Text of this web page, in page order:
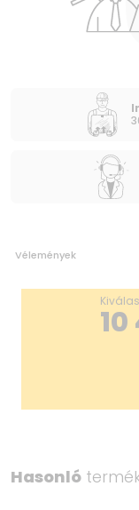
Vélemények
10
Hasonló